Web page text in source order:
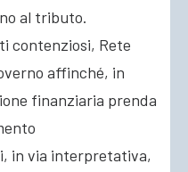
al tributo.
contenziosi, Rete
affinché, in
finanziaria prenda
in via interpretativa,